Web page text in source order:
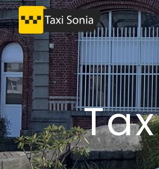
Panneau de gestion des cookies